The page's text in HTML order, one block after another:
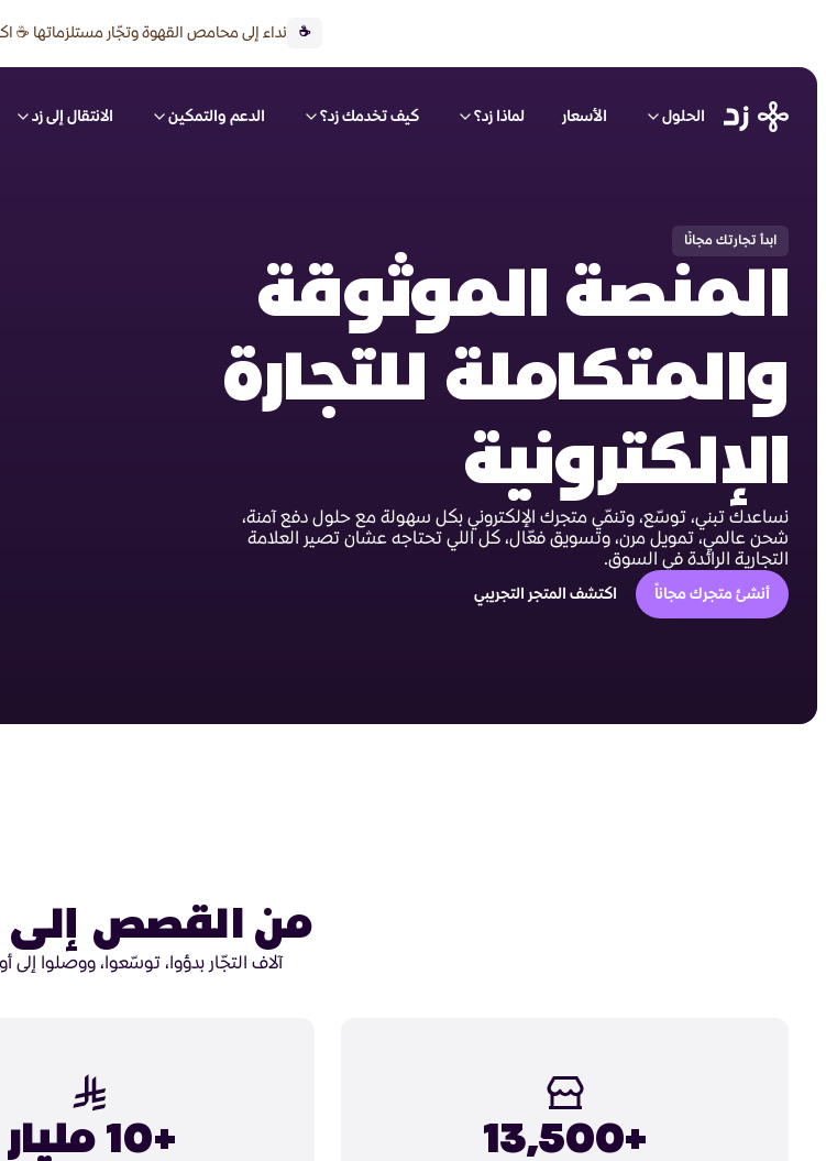
☕ نداء إلى محامص القهوة وتجّار مستلزماتها
الحلول الأسعار لماذا زد؟ كيف تخدمك زد؟ الدعم والتمكين الانتقال إلى زد
ابدأ تجارتك مجانًا
المنصة الموثوقة
والمتكاملة للتجارة
الإلكترونية
نساعدك تبني، توسّع، وتنمّي متجرك الإلكتروني بكل سهولة مع حلول دفع آمنة،
شحن عالمي، تمويل مرن، وتسويق فعّال، كل اللي تحتاجه عشان تصير العلامة
التجارية الرائدة في السوق.
أنشئ متجرك مجاناً اكتشف المتجر التجريبي
من القصص إلى
آلاف التجّار بدؤوا، توسّعوا، ووصلوا إلى
+13,500 +10 مليار